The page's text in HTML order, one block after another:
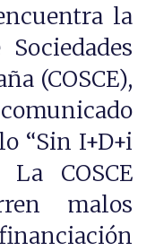
la
(COSCE),
“Sin I+D+i
COSCE
malos